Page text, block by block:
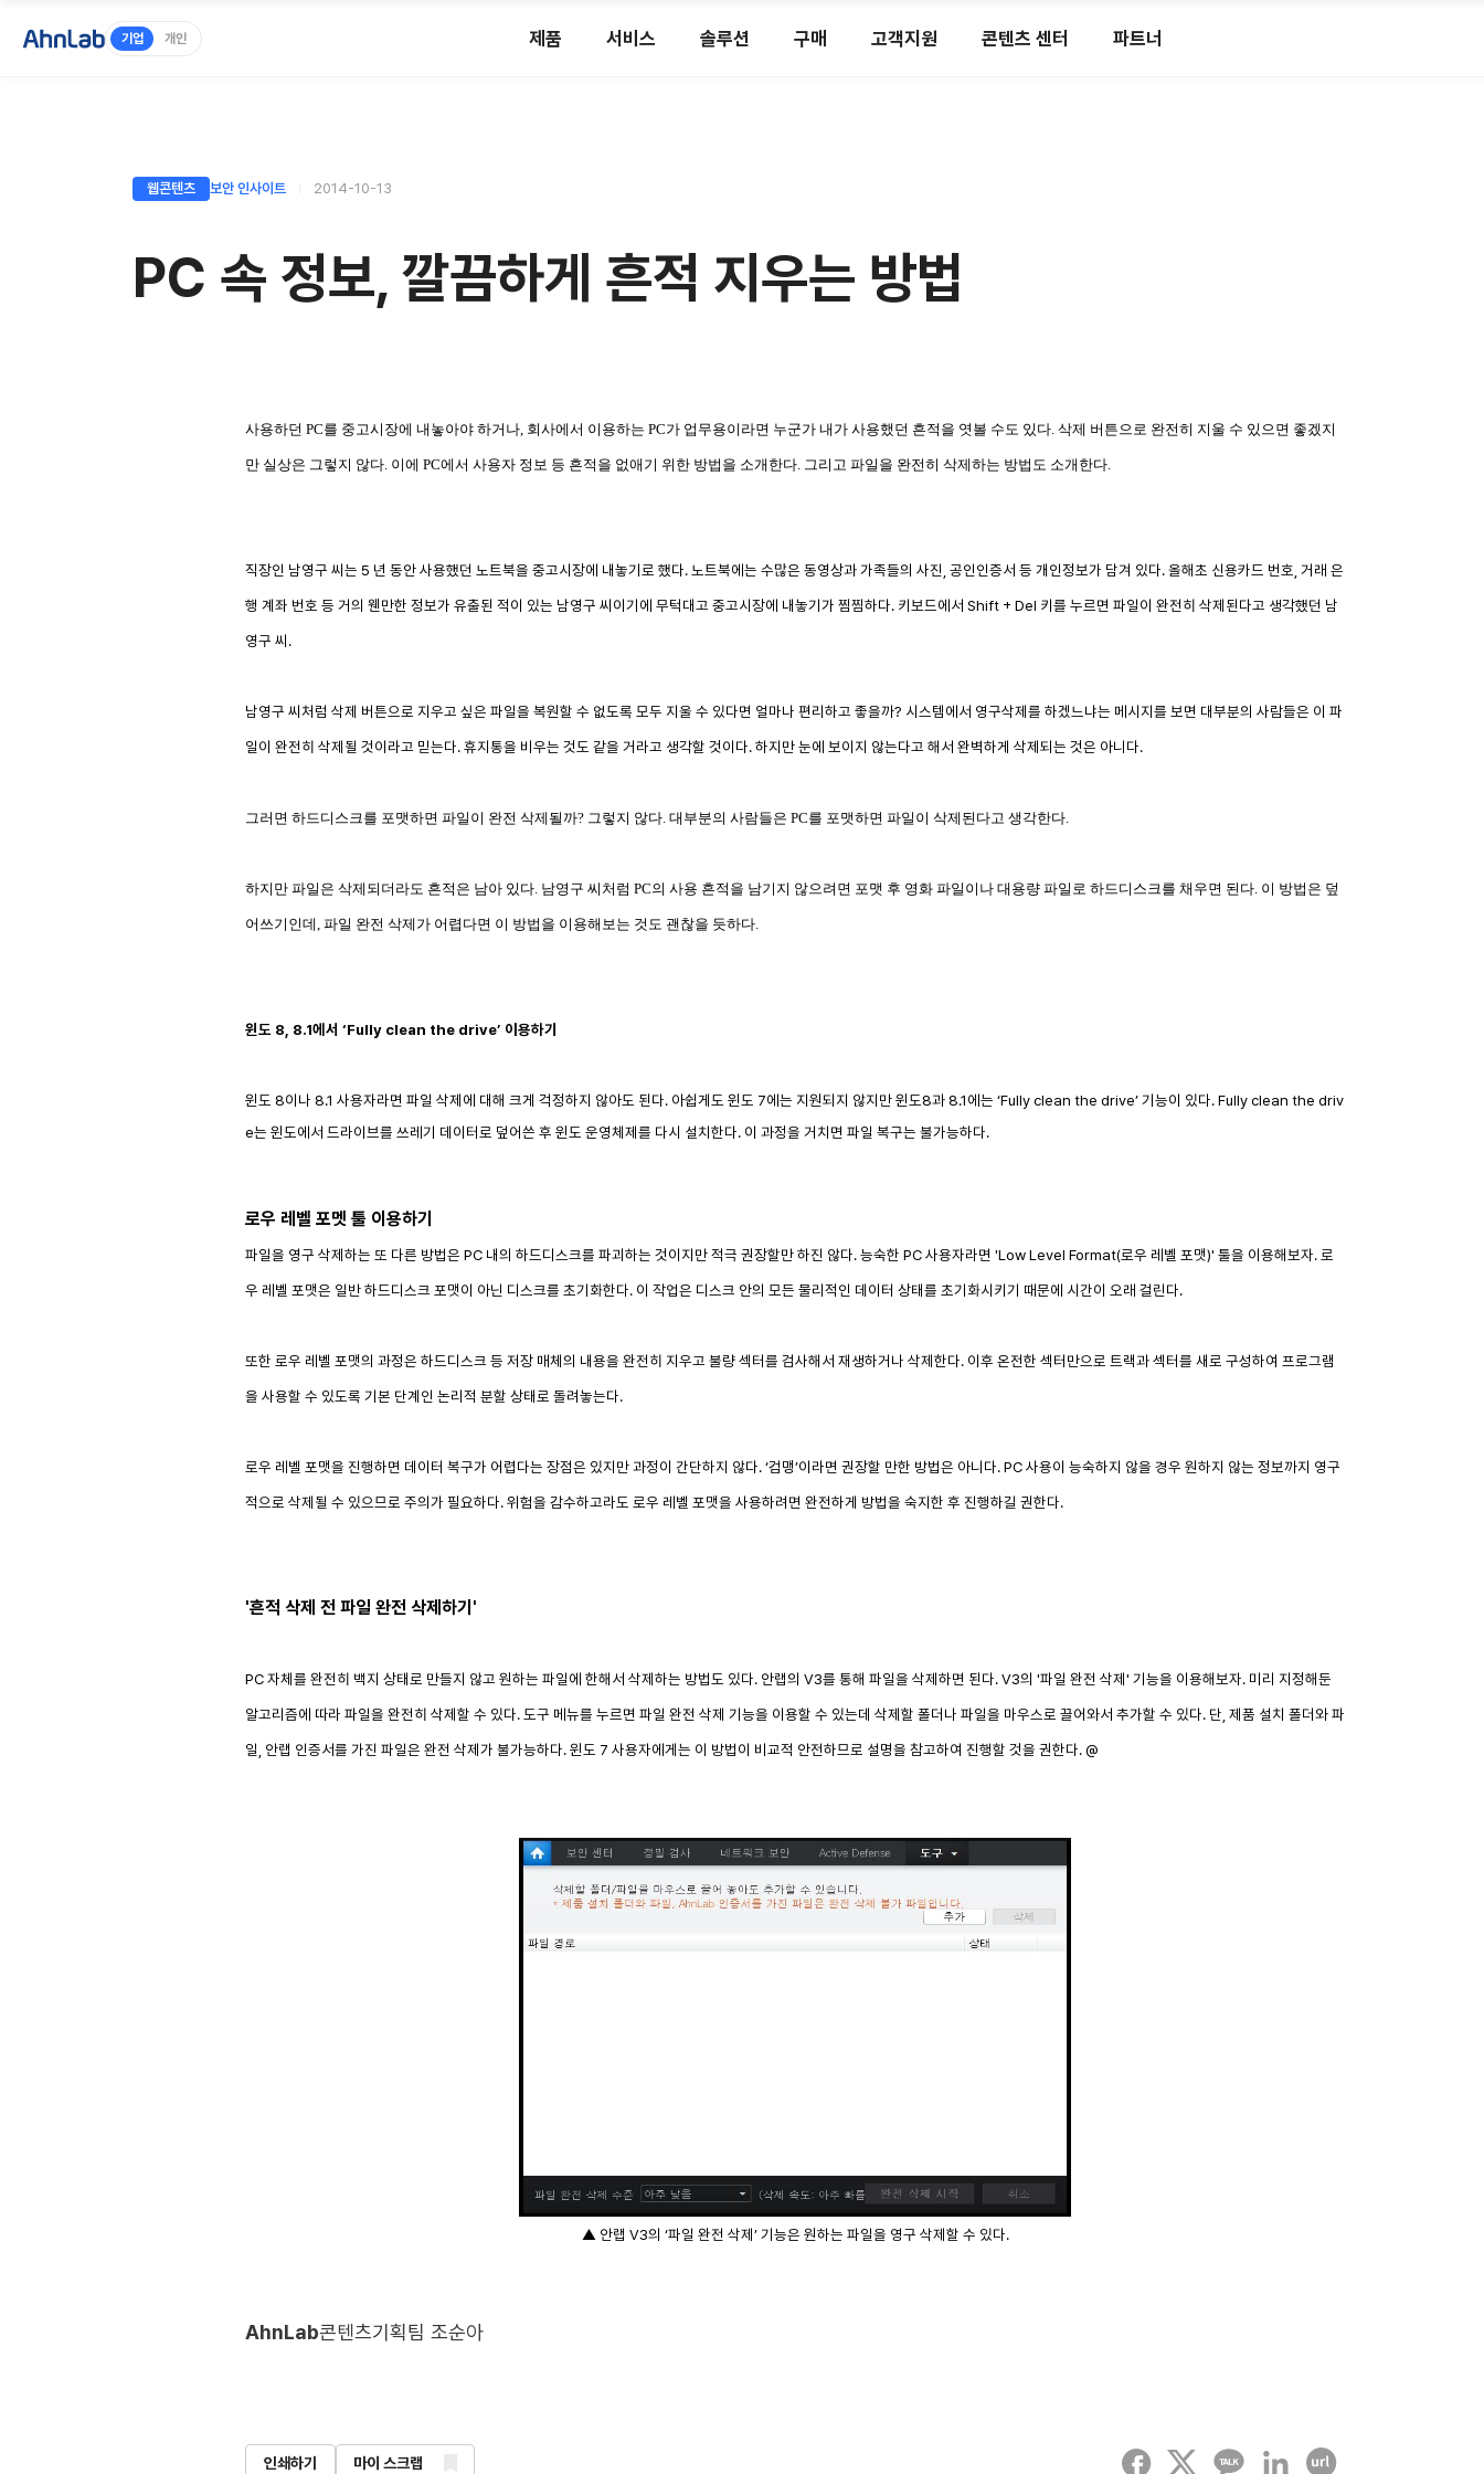
기업 개인 제품 서비스 솔루션 구매 고객지원 콘텐츠 센터 파트너
웹콘텐츠 보안 인사이트 2014-10-13
PC 속 정보, 깔끔하게 흔적 지우는 방법
사용하던 PC를 중고시장에 내놓아야 하거나, 회사에서 이용하는 PC가 업무용이라면 누군가 내가 사용했던 흔적을 엿볼 수도 있다. 삭제 버튼으로 완전히 지울 수 있으면 좋겠지
만 실상은 그렇지 않다. 이에 PC에서 사용자 정보 등 흔적을 없애기 위한 방법을 소개한다. 그리고 파일을 완전히 삭제하는 방법도 소개한다.
직장인 남영구 씨는 5 년 동안 사용했던 노트북을 중고시장에 내놓기로 했다. 노트북에는 수많은 동영상과 가족들의 사진, 공인인증서 등 개인정보가 담겨 있다. 올해초 신용카드 번호, 거래 은
행 계좌 번호 등 거의 웬만한 정보가 유출된 적이 있는 남영구 씨이기에 무턱대고 중고시장에 내놓기가 찜찜하다. 키보드에서 Shift + Del 키를 누르면 파일이 완전히 삭제된다고 생각했던 남
영구 씨.
남영구 씨처럼 삭제 버튼으로 지우고 싶은 파일을 복원할 수 없도록 모두 지울 수 있다면 얼마나 편리하고 좋을까? 시스템에서 영구삭제를 하겠느냐는 메시지를 보면 대부분의 사람들은 이 파
일이 완전히 삭제될 것이라고 믿는다. 휴지통을 비우는 것도 같을 거라고 생각할 것이다. 하지만 눈에 보이지 않는다고 해서 완벽하게 삭제되는 것은 아니다.
그러면 하드디스크를 포맷하면 파일이 완전 삭제될까? 그렇지 않다. 대부분의 사람들은 PC를 포맷하면 파일이 삭제된다고 생각한다.
하지만 파일은 삭제되더라도 흔적은 남아 있다. 남영구 씨처럼 PC의 사용 흔적을 남기지 않으려면 포맷 후 영화 파일이나 대용량 파일로 하드디스크를 채우면 된다. 이 방법은 덮
어쓰기인데, 파일 완전 삭제가 어렵다면 이 방법을 이용해보는 것도 괜찮을 듯하다.
윈도 8, 8.1에서 ‘Fully clean the drive’ 이용하기
윈도 8이나 8.1 사용자라면 파일 삭제에 대해 크게 걱정하지 않아도 된다. 아쉽게도 윈도 7에는 지원되지 않지만 윈도8과 8.1에는 ‘Fully clean the drive’ 기능이 있다. Fully clean the driv
e는 윈도에서 드라이브를 쓰레기 데이터로 덮어쓴 후 윈도 운영체제를 다시 설치한다. 이 과정을 거치면 파일 복구는 불가능하다.
로우 레벨 포멧 툴 이용하기
파일을 영구 삭제하는 또 다른 방법은 PC 내의 하드디스크를 파괴하는 것이지만 적극 권장할만 하진 않다. 능숙한 PC 사용자라면 'Low Level Format(로우 레벨 포맷)' 툴을 이용해보자. 로
우 레벨 포맷은 일반 하드디스크 포맷이 아닌 디스크를 초기화한다. 이 작업은 디스크 안의 모든 물리적인 데이터 상태를 초기화시키기 때문에 시간이 오래 걸린다.
또한 로우 레벨 포맷의 과정은 하드디스크 등 저장 매체의 내용을 완전히 지우고 불량 섹터를 검사해서 재생하거나 삭제한다. 이후 온전한 섹터만으로 트랙과 섹터를 새로 구성하여 프로그램
을 사용할 수 있도록 기본 단계인 논리적 분할 상태로 돌려놓는다.
로우 레벨 포맷을 진행하면 데이터 복구가 어렵다는 장점은 있지만 과정이 간단하지 않다. ‘컴맹’이라면 권장할 만한 방법은 아니다. PC 사용이 능숙하지 않을 경우 원하지 않는 정보까지 영구
적으로 삭제될 수 있으므로 주의가 필요하다. 위험을 감수하고라도 로우 레벨 포맷을 사용하려면 완전하게 방법을 숙지한 후 진행하길 권한다.
'흔적 삭제 전 파일 완전 삭제하기'
PC 자체를 완전히 백지 상태로 만들지 않고 원하는 파일에 한해서 삭제하는 방법도 있다. 안랩의 V3를 통해 파일을 삭제하면 된다. V3의 '파일 완전 삭제' 기능을 이용해보자. 미리 지정해둔
알고리즘에 따라 파일을 완전히 삭제할 수 있다. 도구 메뉴를 누르면 파일 완전 삭제 기능을 이용할 수 있는데 삭제할 폴더나 파일을 마우스로 끌어와서 추가할 수 있다. 단, 제품 설치 폴더와 파
일, 안랩 인증서를 가진 파일은 완전 삭제가 불가능하다. 윈도 7 사용자에게는 이 방법이 비교적 안전하므로 설명을 참고하여 진행할 것을 권한다. @
▲ 안랩 V3의 ‘파일 완전 삭제’ 기능은 원하는 파일을 영구 삭제할 수 있다.
AhnLab콘텐츠기획팀 조순아
인쇄하기 마이 스크랩 페이스북 트위터 카카오톡 링크드인 URL 복사하기